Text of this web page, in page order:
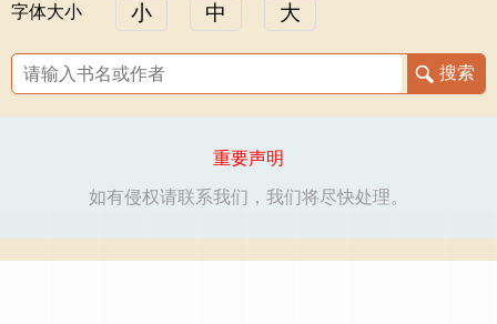
字体大小 小 中 大
重要声明
如有侵权请联系我们，我们将尽快处理。